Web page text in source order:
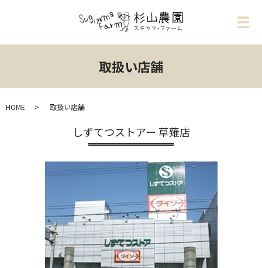
メ
取扱い店舗
HOME 取扱い店舗
しずてつストアー 草薙店